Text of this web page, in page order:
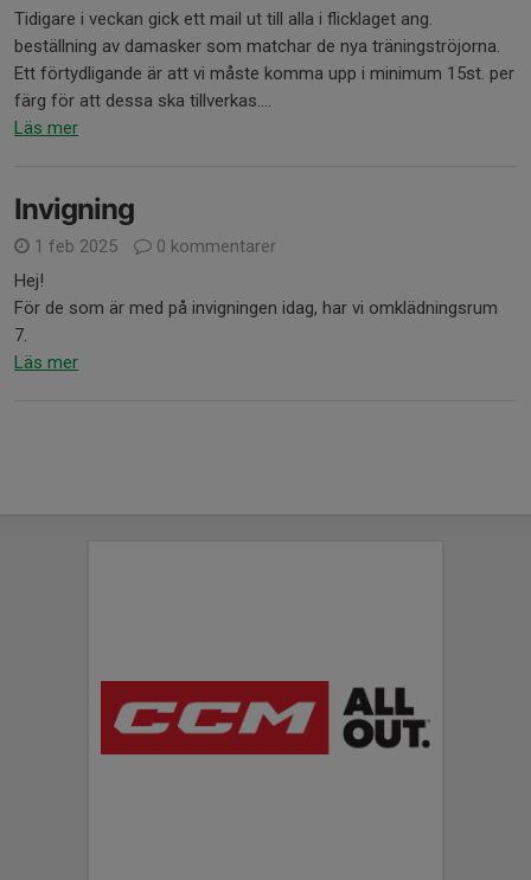
Tidigare i veckan gick ett mail ut till alla i flicklaget ang.
beställning av damasker som matchar de nya träningströjorna.
Ett förtydligande är att vi måste komma upp i minimum 15st. per
färg för att dessa ska tillverkas....
Läs mer
Invigning
1 feb 2025
0 kommentarer
Hej!
För de som är med på invigningen idag, har vi omklädningsrum
7.
Läs mer